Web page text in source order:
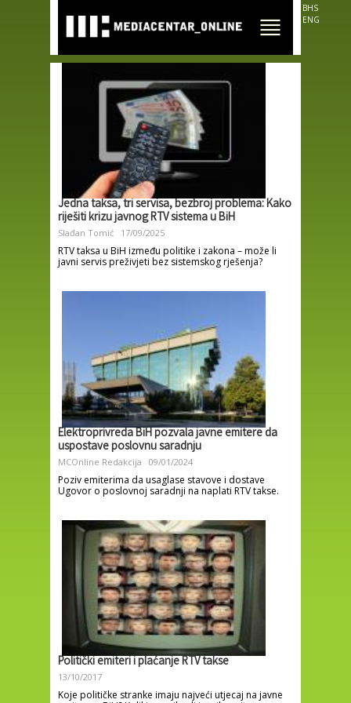
main
content
BHS
ENG
Jedna taksa, tri servisa, bezbroj problema: Kako
riješiti krizu javnog RTV sistema u BiH
Slađan Tomić 17/09/2025
RTV taksa u BiH između politike i zakona – može li
javni servis preživjeti bez sistemskog rješenja?
Elektroprivreda BiH pozvala javne emitere da
uspostave poslovnu saradnju
MCOnline Redakcija 09/01/2024
Poziv emiterima da usaglase stavove i dostave
Ugovor o poslovnoj saradnji na naplati RTV takse.
Politički emiteri i plaćanje RTV takse
13/10/2017
Koje političke stranke imaju najveći utjecaj na javne